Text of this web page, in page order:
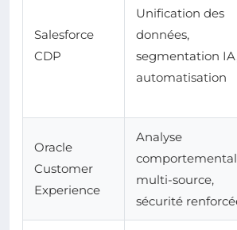
Salesforce
CDP
Unification des
données,
segmentation IA,
automatisation
Oracle
Customer
Experience
Analyse
multi-source,
sécurité